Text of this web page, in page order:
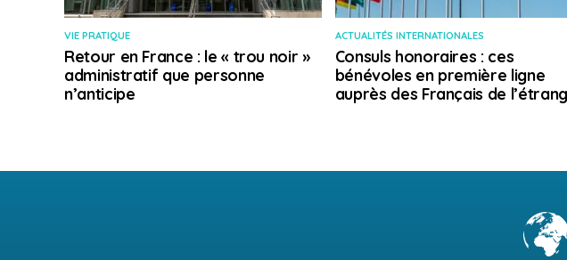
VIE PRATIQUE
Retour en France : le « trou noir »
administratif que personne
n’anticipe
ACTUALITÉS INTERNATIONALES
Consuls honoraires : ces
bénévoles en première ligne
auprès des Français de